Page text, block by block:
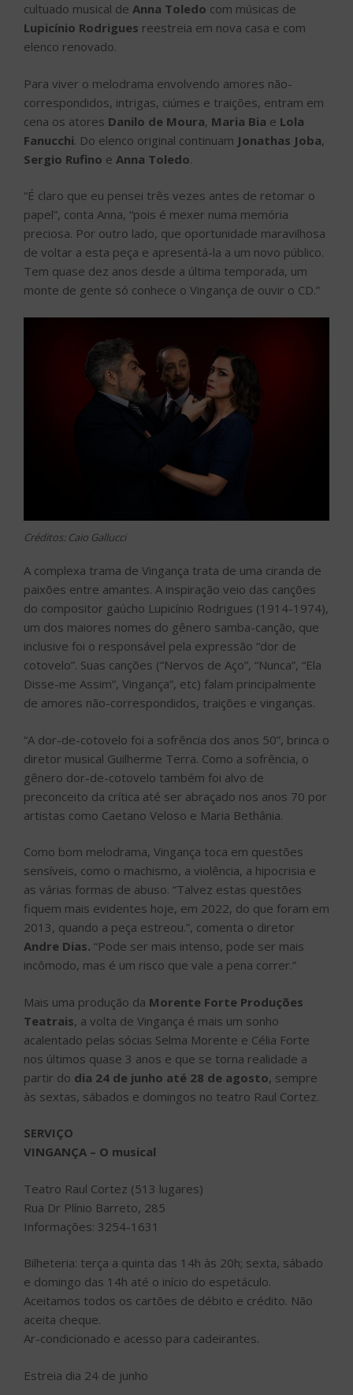
cultuado musical de Anna Toledo com músicas de
Lupicínio Rodrigues reestreia em nova casa e com
elenco renovado.
Para viver o melodrama envolvendo amores não-
correspondidos, intrigas, ciúmes e traições, entram em
cena os atores Danilo de Moura, Maria Bia e Lola
Fanucchi. Do elenco original continuam Jonathas Joba,
Sergio Rufino e Anna Toledo.
“É claro que eu pensei três vezes antes de retomar o
papel”, conta Anna, “pois é mexer numa memória
preciosa. Por outro lado, que oportunidade maravilhosa
de voltar a esta peça e apresentá-la a um novo público.
Tem quase dez anos desde a última temporada, um
monte de gente só conhece o Vingança de ouvir o CD.”
Créditos: Caio Gallucci
A complexa trama de Vingança trata de uma ciranda de
paixões entre amantes. A inspiração veio das canções
do compositor gaúcho Lupicínio Rodrigues (1914-1974),
um dos maiores nomes do gênero samba-canção, que
inclusive foi o responsável pela expressão “dor de
cotovelo”. Suas canções (“Nervos de Aço”, “Nunca”, “Ela
Disse-me Assim”, Vingança”, etc) falam principalmente
de amores não-correspondidos, traições e vinganças.
“A dor-de-cotovelo foi a sofrência dos anos 50”, brinca o
diretor musical Guilherme Terra. Como a sofrência, o
gênero dor-de-cotovelo também foi alvo de
preconceito da crítica até ser abraçado nos anos 70 por
artistas como Caetano Veloso e Maria Bethânia.
Como bom melodrama, Vingança toca em questões
sensíveis, como o machismo, a violência, a hipocrisia e
as várias formas de abuso. “Talvez estas questões
fiquem mais evidentes hoje, em 2022, do que foram em
2013, quando a peça estreou.”, comenta o diretor
Andre Dias. “Pode ser mais intenso, pode ser mais
incômodo, mas é um risco que vale a pena correr.”
Mais uma produção da Morente Forte Produções
Teatrais, a volta de Vingança é mais um sonho
acalentado pelas sócias Selma Morente e Célia Forte
nos últimos quase 3 anos e que se torna realidade a
partir do dia 24 de junho até 28 de agosto, sempre
às sextas, sábados e domingos no teatro Raul Cortez.
SERVIÇO
VINGANÇA – O musical
Teatro Raul Cortez (513 lugares)
Rua Dr Plínio Barreto, 285
Informações: 3254-1631
Bilheteria: terça a quinta das 14h às 20h; sexta, sábado
e domingo das 14h até o início do espetáculo.
Aceitamos todos os cartões de débito e crédito. Não
aceita cheque.
Ar-condicionado e acesso para cadeirantes.
Estreia dia 24 de junho